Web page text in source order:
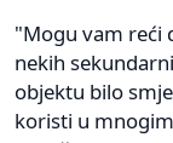
"Mogu vam reći
nekih
objektu bilo
koristi u